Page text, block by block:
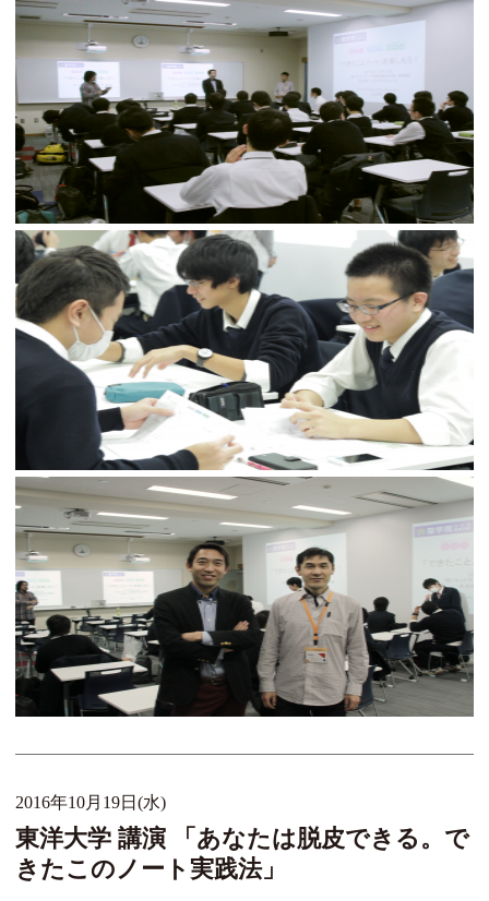
2016年10月19日(水)
東洋大学 講演 「あなたは脱皮できる。で
きたこのノート実践法」